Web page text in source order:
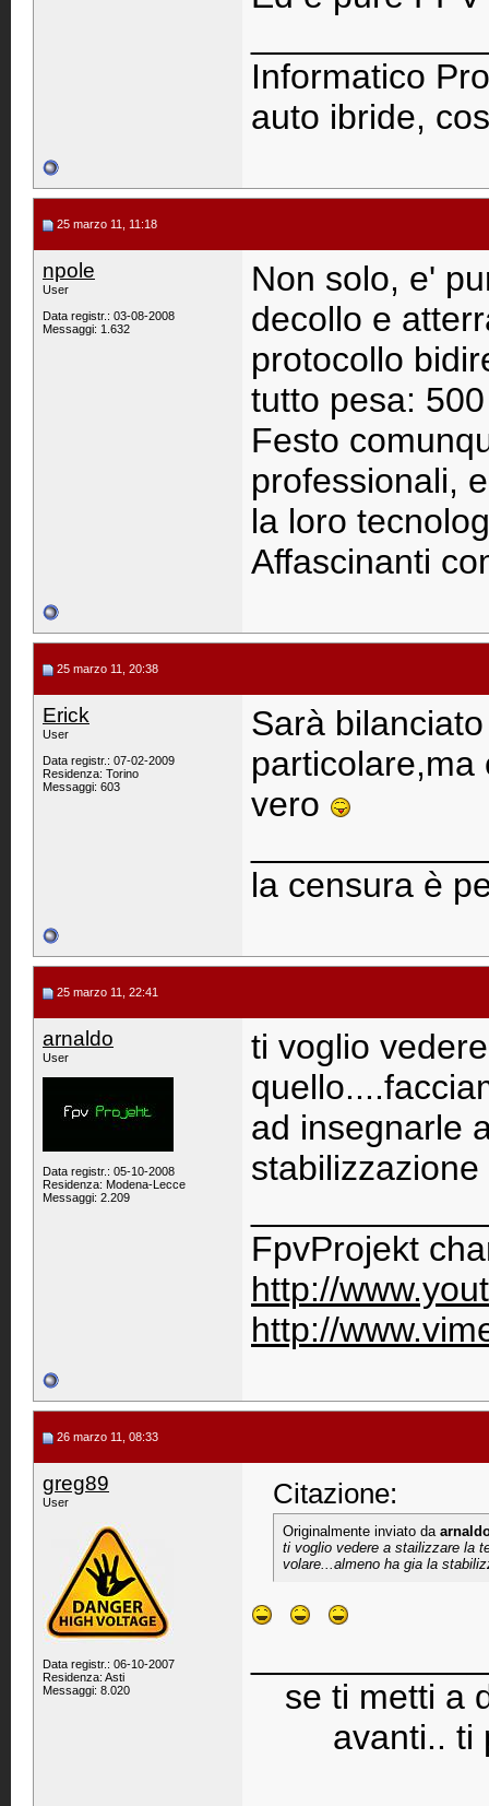
Informatico
auto ibride,
25 marzo 11, 11:18
npole
User
Data registr.: 03-08-2008
Messaggi: 1.632
Non solo, e'
decollo e
protocollo
tutto pesa:
Festo
professionali,
la loro
Affascinanti
25 marzo 11, 20:38
Erick
User
Data registr.: 07-02-2009
Residenza: Torino
Messaggi: 603
Sarà
particolare,ma
vero
la censura è
25 marzo 11, 22:41
arnaldo
User
Data registr.: 05-10-2008
Residenza: Modena-Lecce
Messaggi: 2.209
ti voglio
ad insegnarle
FpvProjekt
http://
http://
26 marzo 11, 08:33
greg89
User
Data registr.: 06-10-2007
Residenza: Asti
Messaggi: 8.020
Citazione:
Originalmente inviato da
ti voglio vedere a stailizzare la
volare...almeno ha gia la
se ti metti a
avanti.. ti